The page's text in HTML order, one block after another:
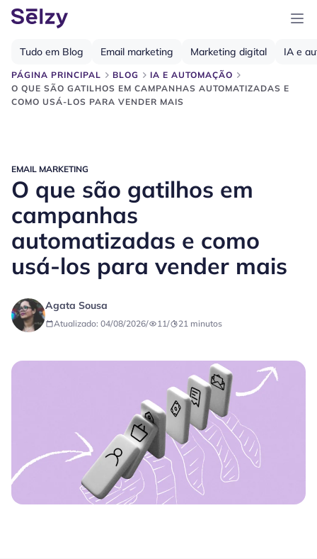
PÁGINA PRINCIPAL BLOG
IA E AUTOMAÇÃO
O QUE SÃO GATILHOS EM CAMPANHAS AUTOMATIZADAS E
COMO USÁ-LOS PARA VENDER MAIS
Tudo em Blog Email marketing Marketing digital IA e
EMAIL MARKETING
O que são gatilhos em
campanhas
automatizadas e como
usá-los para vender mais
Agata Sousa
Atualizado: 04/08/2026/ 11/ 21 minutos